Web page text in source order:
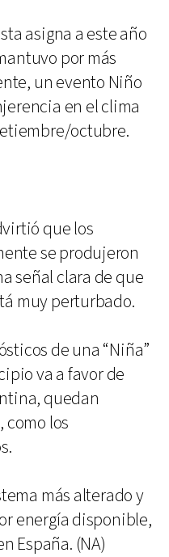
asigna a este año
por más
un evento Niño
en el clima
octubre.
que los
se produjeron
señal clara de que
muy perturbado.
de una “Niña”
va a favor de
quedan
como los
más alterado y
energía disponible,
España. (NA)